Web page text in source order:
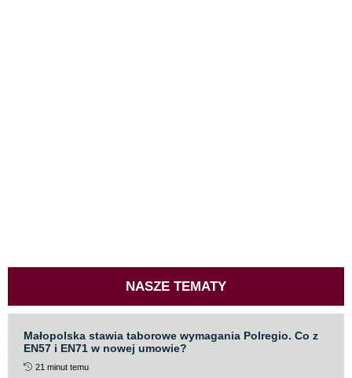
NASZE TEMATY
Małopolska stawia taborowe wymagania Polregio. Co z
EN57 i EN71 w nowej umowie?
21 minut temu